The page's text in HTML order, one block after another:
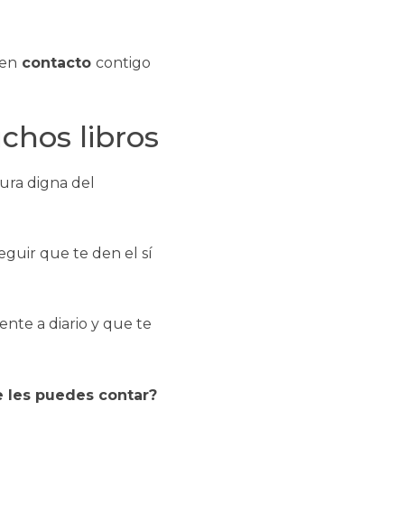
contacto contigo
libros
digna del
que te den el sí
a diario y que te
les puedes contar?